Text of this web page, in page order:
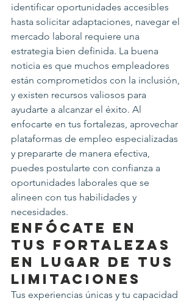
identificar oportunidades accesibles
hasta solicitar adaptaciones, navegar el
mercado laboral requiere una
estrategia bien definida. La buena
noticia es que muchos empleadores
están comprometidos con la inclusión,
y existen recursos valiosos para
ayudarte a alcanzar el éxito. Al
enfocarte en tus fortalezas, aprovechar
plataformas de empleo especializadas
y prepararte de manera efectiva,
puedes postularte con confianza a
oportunidades laborales que se
alineen con tus habilidades y
necesidades.
Enfócate en
tus Fortalezas
en Lugar de tus
Limitaciones
Tus experiencias únicas y tu capacidad